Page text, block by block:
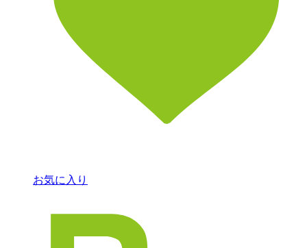
お気に入り